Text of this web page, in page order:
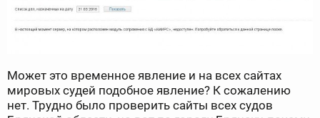
Может это временное явление и на всех сайтах
мировых судей подобное явление? К сожалению
нет. Трудно было проверить сайты всех судов